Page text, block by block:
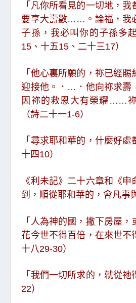
「凡你所看見的一切地，
要享大壽數……。論福，我
子孫，我必叫你的子孫多
15、十五15、二十三17）
「他心裏所願的，祢已經
迎接他。．…．他向祢求
因祢的救恩大有榮耀……祢
（詩二十一1-6）
「尋求耶和華的，什麼好
十四10）
《利未記》二十六章和《
到，順從耶和華的，會凡事
「人為神的國，撇下房屋
花今世不得百倍，在來世不
十八29-30）
「我們一切所求的，就從
22）